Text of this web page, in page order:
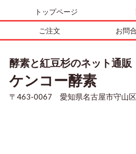
トップページ
ご注文 お問
酵素と紅豆杉のネット通販
ケンコー酵素
〒463-0067 愛知県名古屋市守山区